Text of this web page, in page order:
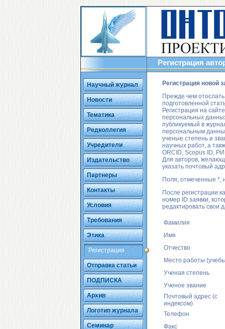
Научный журнал
Новости
Тематика
Редколлегия
Учредители
Издательство
Партнеры
Контакты
Условия
Требования
Этика
Регистрация
Отправка статьи
ПОДПИСКА
Архив
Логотип журнала
Семинар
Регистрация
Регистрация новой
Прежде чем
подготовленной
Регистрация на
персональных
публикуемый в
персональным
ученые степень и
научных работ, а
ORCID, Scopus ID,
Для авторов,
указать почтовый
Поля, отмеченные *,
После регистрации
номер ID заявки,
редактировать свои
Фамилия
Имя
Отчество
Место работы
Ученая степень
Ученое звание
Почтовый адрес (с
индексом)
Телефон
Факс